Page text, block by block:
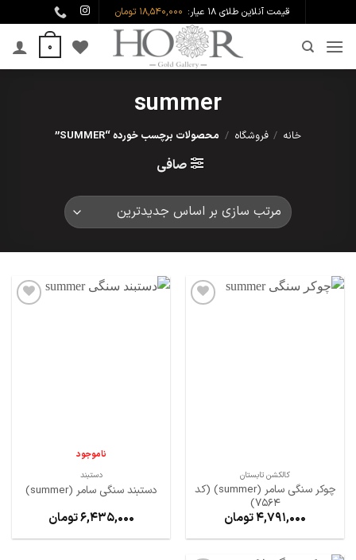
to
content
قیمت آنلاین طلای ۱۸ عیار: 18,540,000 تومان
0
summer
خانه / فروشگاه / محصولات برچسب خورده “SUMMER”
صافی
کالکشن تابستان
چوکر سنگی سامر (summer) (کد
7564)
4,791,000تومان
ناموجود
دستبند
دستبند سنگی سامر (summer)
6,435,000تومان